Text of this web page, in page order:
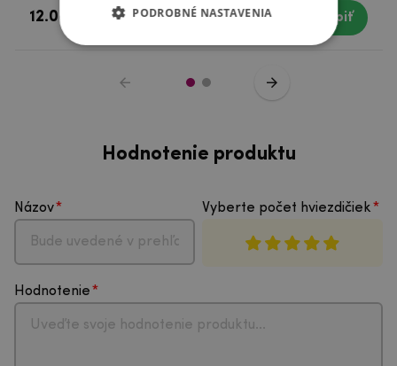
12.08 € Skladom Kúpiť
Hodnotenie produktu
Názov Vyberte počet hviezdičiek
Hodnotenie
PODROBNÉ NASTAVENIA